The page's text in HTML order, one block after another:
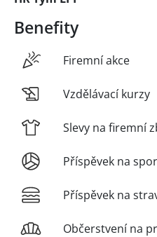
Benefity
Firemní akce
Vzdělávací kurzy
Slevy na firemní
Příspěvek na
Příspěvek na
Občerstvení na